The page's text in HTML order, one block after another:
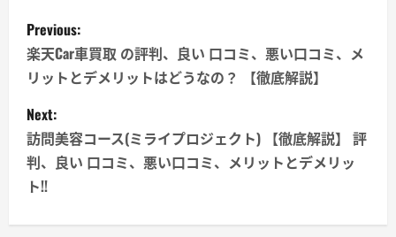
P
o
s
t
n
Previous:
楽天Car車買取 の評判、良い 口コミ、悪い口コミ、メ
リットとデメリットはどうなの？ 【徹底解説】
Next:
訪問美容コース(ミライプロジェクト) 【徹底解説】 評
判、良い 口コミ、悪い口コミ、メリットとデメリッ
ト!!